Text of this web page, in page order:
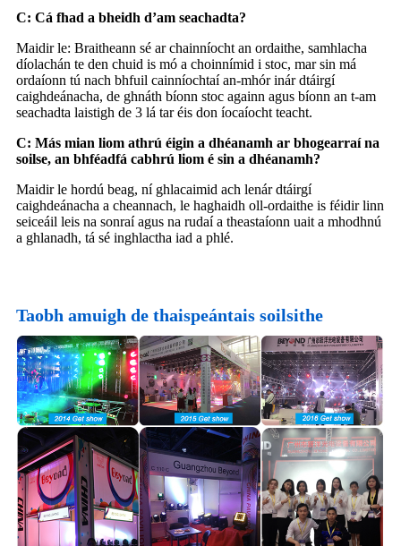
C: Cá fhad a bheidh d’am seachadta?
Maidir le: Braitheann sé ar chainníocht an ordaithe, samhlacha
díolachán te den chuid is mó a choinnímid i stoc, mar sin má
ordaíonn tú nach bhfuil cainníochtaí an-mhór inár dtáirgí
caighdeánacha, de ghnáth bíonn stoc againn agus bíonn an t-am
seachadta laistigh de 3 lá tar éis don íocaíocht teacht.
C: Más mian liom athrú éigin a dhéanamh ar bhogearraí na
soilse, an bhféadfá cabhrú liom é sin a dhéanamh?
Maidir le hordú beag, ní ghlacaimid ach lenár dtáirgí
caighdeánacha a cheannach, le haghaidh oll-ordaithe is féidir linn
seiceáil leis na sonraí agus na rudaí a theastaíonn uait a mhodhnú
a ghlanadh, tá sé inghlactha iad a phlé.
Taobh amuigh de thaispeántais soilsithe